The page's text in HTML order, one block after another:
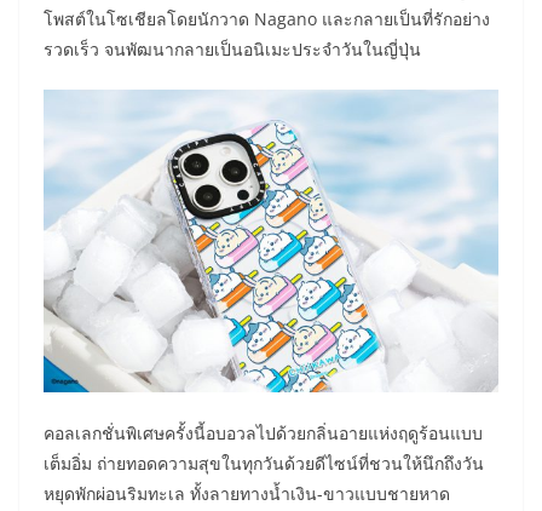
โพสต์ในโซเชียลโดยนักวาด Nagano และกลายเป็นที่รักอย่าง
รวดเร็ว จนพัฒนากลายเป็นอนิเมะประจำวันในญี่ปุ่น
คอลเลกชั่นพิเศษครั้งนี้อบอวลไปด้วยกลิ่นอายแห่งฤดูร้อนแบบ
เต็มอิ่ม ถ่ายทอดความสุขในทุกวันด้วยดีไซน์ที่ชวนให้นึกถึงวัน
หยุดพักผ่อนริมทะเล ทั้งลายทางน้ำเงิน-ขาวแบบชายหาด